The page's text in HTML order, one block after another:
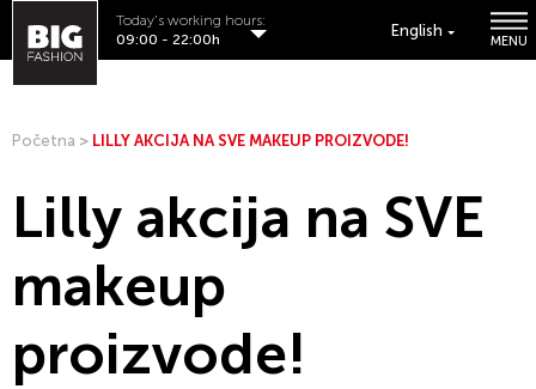
English
MENU
Today's working hours:
09:00 - 22:00h
Početna > LILLY AKCIJA NA SVE MAKEUP PROIZVODE!
Lilly akcija na SVE
makeup
proizvode!